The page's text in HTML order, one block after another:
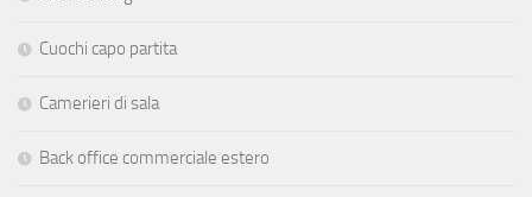
Cuochi capo partita
Camerieri di sala
Back office commerciale estero